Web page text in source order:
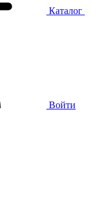
Каталог
Войти